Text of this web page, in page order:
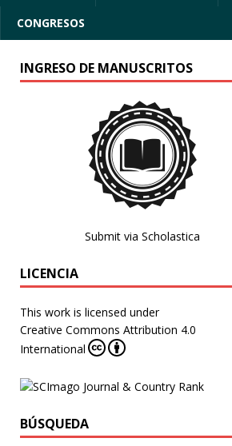
CONGRESOS
INGRESO DE MANUSCRITOS
Submit via Scholastica
LICENCIA
This work is licensed under
Creative Commons Attribution 4.0
International
BÚSQUEDA